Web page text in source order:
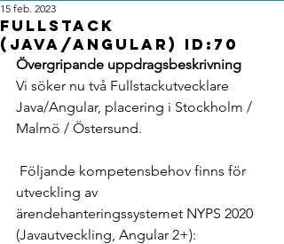
Fullstack
(Java/Angular) ID:70
15 feb. 2023
Övergripande uppdragsbeskrivning
Vi söker nu två Fullstackutvecklare
Java/Angular, placering i Stockholm /
Malmö / Östersund.
utveckling av
ärendehanteringssystemet NYPS 2020
(Javautveckling, Angular 2+):